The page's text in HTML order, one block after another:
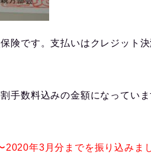
険です。支払いはクレジット
手数料込みの金額になってい
年3月分までを振り込みま